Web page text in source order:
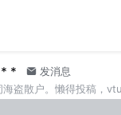
*
发消息